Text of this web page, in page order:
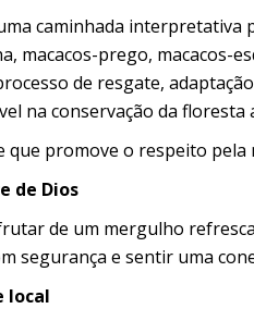
caminhada interpretativa
macacos-prego, macacos-
de resgate,
na conservação da floresta
que promove o respeito pela
de Dios
de um mergulho
segurança e sentir uma
local